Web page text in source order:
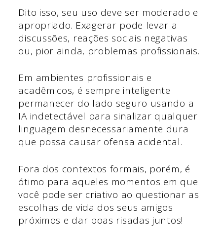
Dito isso, seu uso deve ser moderado e
apropriado. Exagerar pode levar a
discussões, reações sociais negativas
ou, pior ainda, problemas profissionais.
Em ambientes profissionais e
acadêmicos, é sempre inteligente
permanecer do lado seguro usando a
IA indetectável para sinalizar qualquer
linguagem desnecessariamente dura
que possa causar ofensa acidental.
Fora dos contextos formais, porém, é
ótimo para aqueles momentos em que
você pode ser criativo ao questionar as
escolhas de vida dos seus amigos
próximos e dar boas risadas juntos!